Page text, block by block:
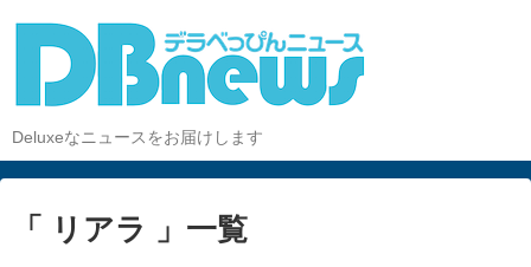
Deluxeなニュースをお届けします
「 リアラ 」一覧